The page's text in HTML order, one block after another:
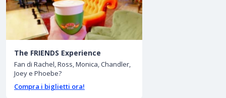
The FRIENDS Experience
Fan di Rachel, Ross, Monica, Chandler,
Joey e Phoebe?
Compra i biglietti ora!